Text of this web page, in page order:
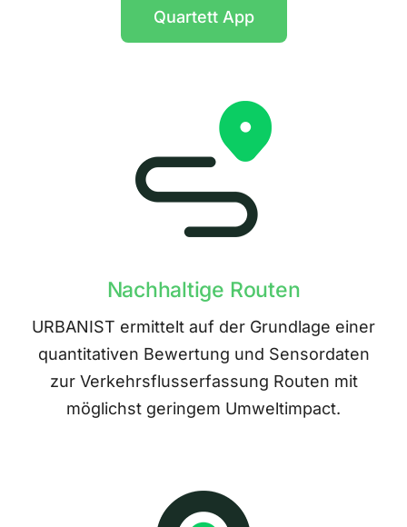
Quartett App
Nachhaltige Routen
URBANIST ermittelt auf der Grundlage einer
quantitativen Bewertung und Sensordaten
zur Verkehrsflusserfassung Routen mit
möglichst geringem Umweltimpact.